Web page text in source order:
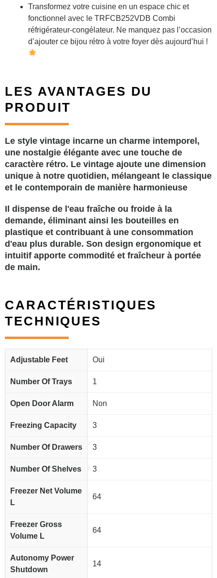
Transformez votre cuisine en un espace chic et
fonctionnel avec le TRFCB252VDB Combi
réfrigérateur-congélateur. Ne manquez pas l’occasion
d’ajouter ce bijou rétro à votre foyer dès aujourd’hui !
LES AVANTAGES DU
PRODUIT
Le style vintage incarne un charme intemporel,
une nostalgie élégante avec une touche de
caractère rétro. Le vintage ajoute une dimension
unique à notre quotidien, mélangeant le classique
et le contemporain de manière harmonieuse
Il dispense de l'eau fraîche ou froide à la
demande, éliminant ainsi les bouteilles en
plastique et contribuant à une consommation
d'eau plus durable. Son design ergonomique et
intuitif apporte commodité et fraîcheur à portée
de main.
CARACTÉRISTIQUES
TECHNIQUES
Adjustable Feet Oui
Number Of Trays 1
Open Door Alarm Non
Freezing Capacity 3
Number Of Drawers 3
Number Of Shelves 3
Freezer Net Volume
L
64
Freezer Gross
Volume L
64
Autonomy Power
Shutdown
14